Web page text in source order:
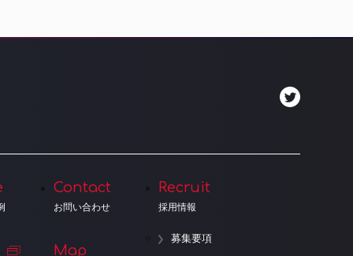
Contact
お問い合わせ
Map
Recruit
採用情報
募集要項